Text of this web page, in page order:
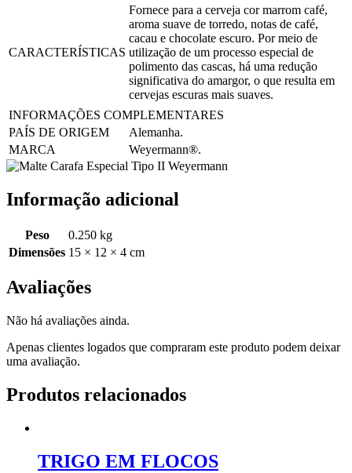
CARACTERÍSTICAS
Fornece para a cerveja cor marrom café,
aroma suave de torredo, notas de café,
cacau e chocolate escuro. Por meio de
utilização de um processo especial de
polimento das cascas, há uma redução
significativa do amargor, o que resulta em
cervejas escuras mais suaves.
INFORMAÇÕES COMPLEMENTARES
PAÍS DE ORIGEM
Alemanha.
MARCA
Weyermann®.
Informação adicional
Peso
0.250 kg
Dimensões 15 × 12 × 4 cm
Avaliações
Não há avaliações ainda.
Apenas clientes logados que compraram este produto podem deixar
uma avaliação.
Produtos relacionados
TRIGO EM FLOCOS